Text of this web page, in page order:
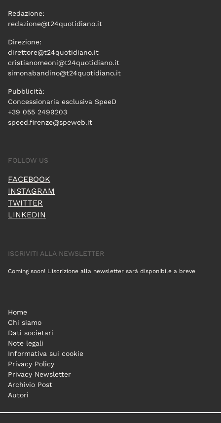
Redazione:
redazione@t24quotidiano.it
Direzione:
direttore@t24quotidiano.it
cristianomeoni@t24quotidiano.it
simonabandino@t24quotidiano.it
Pubblicità:
Concessionaria esclusiva SpeeD
+39 055 2499203
speed.firenze@speweb.it
FOLLOW US
FACEBOOK
INSTAGRAM
TWITTER
LINKEDIN
ISCRIVITI ALLA NEWSLETTER
Coming soon! L'iscrizione alla newsletter sarà disponibile a breve
Home
Chi siamo
Dati societari
Note legali
Informativa sui cookie
Privacy Policy
Privacy Newsletter
Archivio Post
Autori